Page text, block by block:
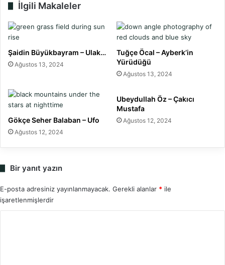
İlgili Makaleler
Şaidin Büyükbayram – Ulak…
Ağustos 13, 2024
Tuğçe Öcal – Ayberk’in
Yürüdüğü
Ağustos 13, 2024
Gökçe Seher Balaban – Ufo
Ağustos 12, 2024
Ubeydullah Öz – Çakıcı
Mustafa
Ağustos 12, 2024
Bir yanıt yazın
E-posta adresiniz yayınlanmayacak. Gerekli alanlar * ile
işaretlenmişlerdir